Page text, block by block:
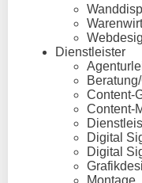
Dienstleister
Content-
Content-
Digital
Digital
Montage